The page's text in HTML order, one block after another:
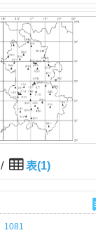
/ 表(1)
1081